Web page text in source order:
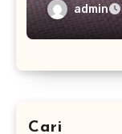
admin
Cari